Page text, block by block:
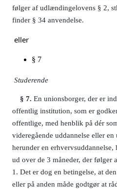
følger af udlændingelovens § 2,
finder § 34 anvendelse.
eller
§ 7
Studerende
§ 7. En unionsborger, der er
offentlig institution, som er
offentlige, med henblik på dér
videregående uddannelse eller en
herunder en
ud over de 3 måneder, der følger
1. Det er dog en betingelse, at
eller på anden måde godtgør at